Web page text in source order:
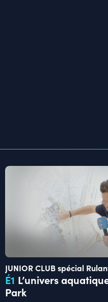
JUNIOR CLUB spécial
É1 L’univers
Park